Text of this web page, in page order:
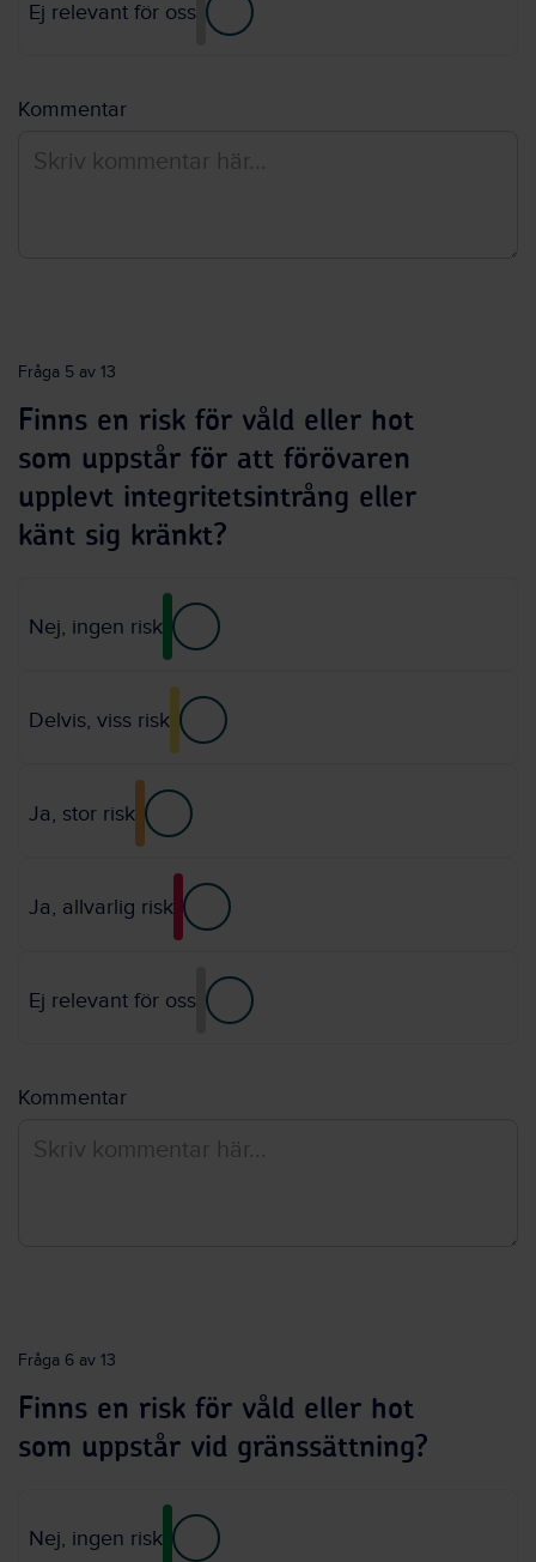
Ej relevant för oss
Kommentar
Fråga 5 av 13
Finns en risk för våld eller hot
som uppstår för att förövaren
upplevt integritetsintrång eller
känt sig kränkt?
Nej, ingen risk
Delvis, viss risk
Ja, stor risk
Ja, allvarlig risk
Ej relevant för oss
Kommentar
Fråga 6 av 13
Finns en risk för våld eller hot
som uppstår vid gränssättning?
Nej, ingen risk